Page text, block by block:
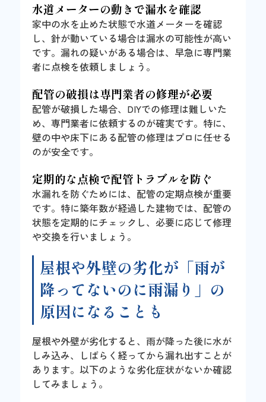
水道メーターの動きで漏水を確認
家中の水を止めた状態で水道メーターを確認
し、針が動いている場合は漏水の可能性が高い
です。漏れの疑いがある場合は、早急に専門業
者に点検を依頼しましょう。
配管の破損は専門業者の修理が必要
配管が破損した場合、DIYでの修理は難しいた
め、専門業者に依頼するのが確実です。特に、
壁の中や床下にある配管の修理はプロに任せる
のが安全です。
定期的な点検で配管トラブルを防ぐ
水漏れを防ぐためには、配管の定期点検が重要
です。特に築年数が経過した建物では、配管の
状態を定期的にチェックし、必要に応じて修理
や交換を行いましょう。
屋根や外壁の劣化が「雨が
降ってないのに雨漏り」の
原因になることも
屋根や外壁が劣化すると、雨が降った後に水が
しみ込み、しばらく経ってから漏れ出すことが
あります。以下のような劣化症状がないか確認
してみましょう。